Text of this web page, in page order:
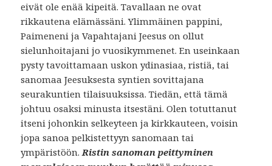
eivät ole enää kipeitä. Tavallaan ne ovat
rikkautena elämässäni. Ylimmäinen pappini,
Paimeneni ja Vapahtajani Jeesus on ollut
sielunhoitajani jo vuosikymmenet. En useinkaan
pysty tavoittamaan uskon ydinasiaa, ristiä, tai
sanomaa Jeesuksesta syntien sovittajana
seurakuntien tilaisuuksissa. Tiedän, että tämä
johtuu osaksi minusta itsestäni. Olen totuttanut
itseni johonkin selkeyteen ja kirkkauteen, voisin
jopa sanoa pelkistettyyn sanomaan tai
ympäristöön.Ristin sanoman peittyminen